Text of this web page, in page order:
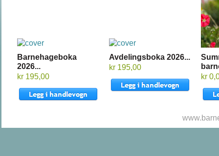
Barnehageboka
2026...
kr 195,00
Avdelingsboka 2026...
kr 195,00
kr